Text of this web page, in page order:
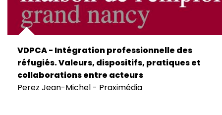
VDPCA - Intégration professionnelle des
réfugiés. Valeurs, dispositifs, pratiques et
collaborations entre acteurs
Perez Jean-Michel - Praximédia